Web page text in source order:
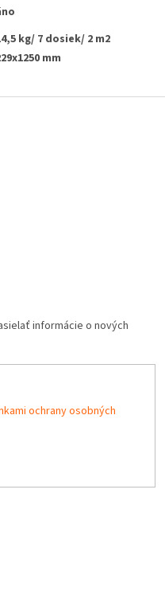
kg/ 7 dosiek/ 2 m2
mm
informácie o nových
ochrany osobných